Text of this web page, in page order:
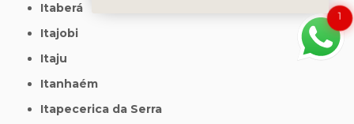
Itaberá
Itajobi
Itaju
Itanhaém
Itapecerica da Serra
1